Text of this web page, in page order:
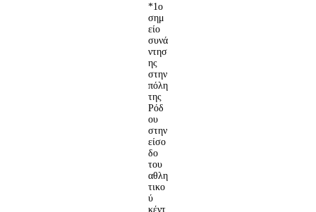
*1ο
σημ
είο
συνά
ντησ
ης
στην
πόλη
της
Ρόδ
ου
στην
είσο
δο
του
αθλη
τικο
ύ
κέντ